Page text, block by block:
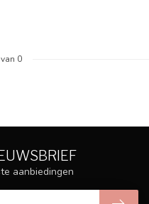
van 0
aanbiedingen